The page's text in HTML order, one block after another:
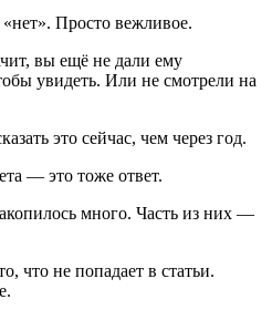
Просто вежливое.
вы ещё не дали ему
увидеть. Или не смотрели на
это сейчас, чем через год.
— это тоже ответ.
много. Часть из них —
что не попадает в статьи.